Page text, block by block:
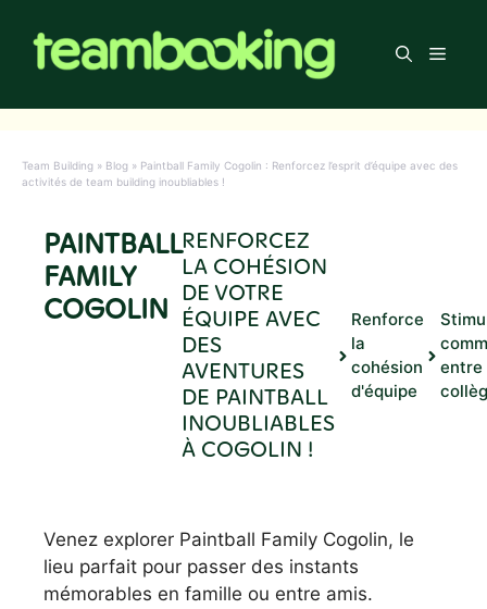
contenu
Menu
Team Building » Blog » Paintball Family Cogolin : Renforcez l’esprit d’équipe avec des
activités de team building inoubliables !
PAINTBALL
FAMILY
COGOLIN
RENFORCEZ
LA COHÉSION
DE VOTRE
ÉQUIPE AVEC
DES
AVENTURES
DE PAINTBALL
INOUBLIABLES
À COGOLIN !
Renforce
la
cohésion
d'équipe
entre
Venez explorer Paintball Family Cogolin, le
lieu parfait pour passer des instants
mémorables en famille ou entre amis.